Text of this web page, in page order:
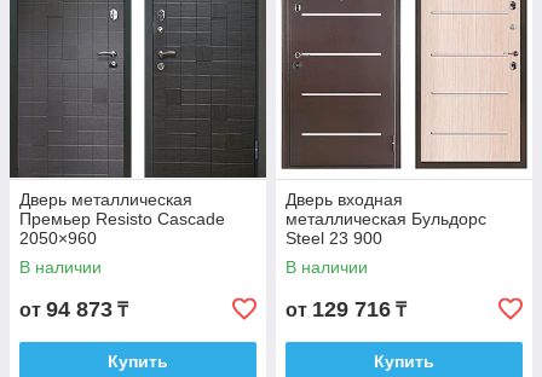
Дверь металлическая
Премьер Resisto Cascade
2050×960
В наличии
от 94 873 ₸
Купить
Дверь входная
металлическая Бульдорс
Steel 23 900
В наличии
от 129 716 ₸
Купить